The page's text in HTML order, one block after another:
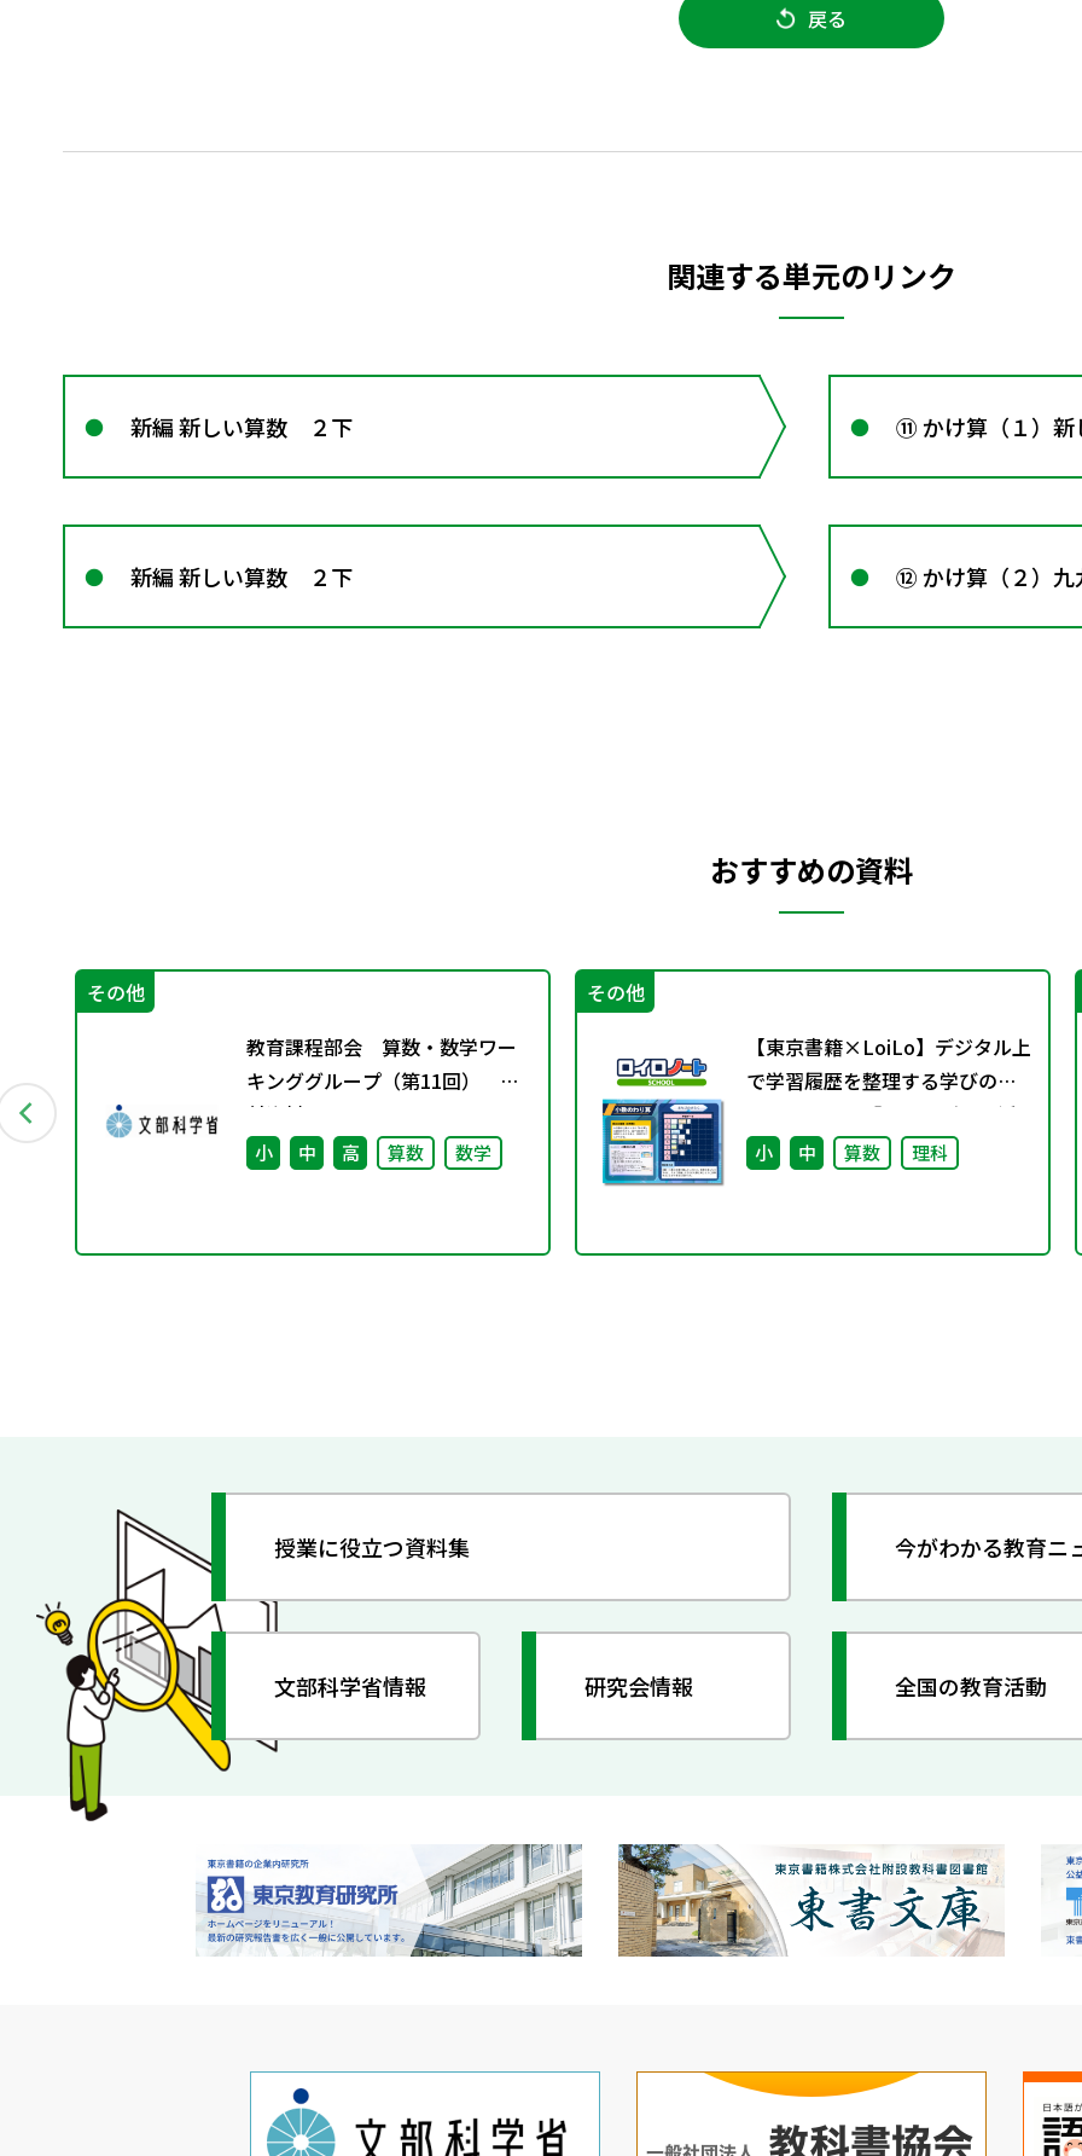
戻る
関連する単元のリンク
新編 新しい算数 ２下 ⑪ かけ算（１）新
新編 新しい算数 ２下 ⑫ かけ算（２）九
おすすめの資料
その他
教育課程部会 算数・数学ワー
キンググループ（第11回） 配
付資料
小 中 高 算数 数学
その他
【東京書籍×LoiLo】デジタル上
で学習履歴を整理する学びのポ
ートフォリオ「ロイログ」で活
用できる教科書準拠コンテンツ
小 中 算数 理科
授業に役立つ資料集 今がわかる教育ニ
文部科学省情報 研究会情報 全国の教育活動